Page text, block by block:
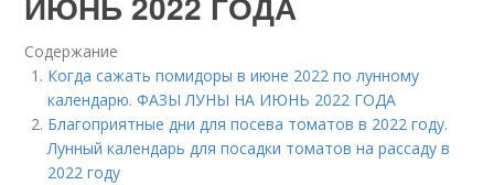
Содержание
Когда сажать помидоры в июне 2022 по лунному
календарю. ФАЗЫ ЛУНЫ НА ИЮНЬ 2022 ГОДА
Благоприятные дни для посева томатов в 2022 году.
Лунный календарь для посадки томатов на рассаду в
2022 году